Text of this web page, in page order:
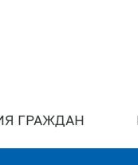
ГРАЖДАН